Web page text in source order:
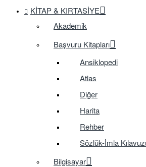
KITAP & KIRTASIYE
Akademik
Başvuru Kitapları
Ansiklopedi
Atlas
Diğer
Harita
Rehber
Sözlük-İmla
Bilgisayar